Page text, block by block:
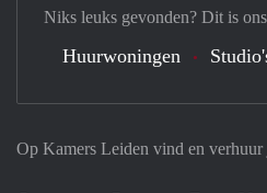
Op Kamers Leiden vind en
Niks leuks gevonden? Dit is
Huurwoningen